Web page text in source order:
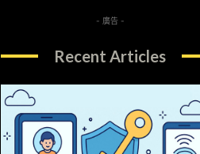
- 廣告 -
Recent Articles